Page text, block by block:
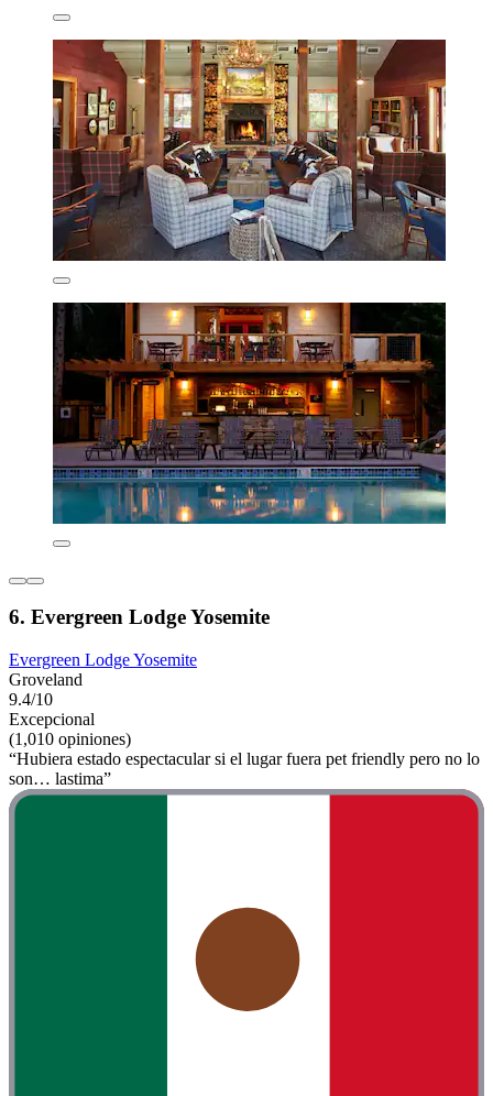
6. Evergreen Lodge Yosemite
Evergreen Lodge Yosemite
Groveland
9.4/10
Excepcional
(1,010 opiniones)
“Hubiera estado espectacular si el lugar fuera pet friendly pero no lo
son… lastima”